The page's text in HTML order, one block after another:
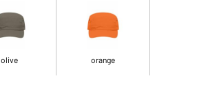
olive orange